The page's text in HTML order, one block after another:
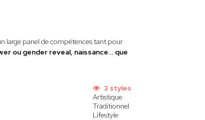
large panel de compétences tant pour
ou gender reveal, naissance… que
3 styles
Artistique
Traditionnel
Lifestyle